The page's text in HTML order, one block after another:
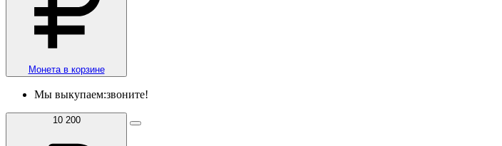
Монета в корзине
Мы выкупаем:звоните!
10 200